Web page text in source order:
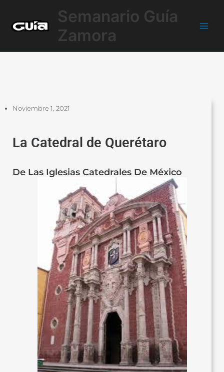
contenido
Semanario Guía
Zamora
Noviembre 1, 2021
La Catedral de Querétaro
De Las Iglesias Catedrales De México